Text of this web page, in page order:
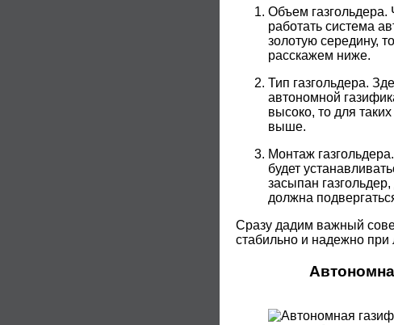
Объем газгольдера.
работать система
золотую середину,
расскажем ниже.
Тип газгольдера.
автономной
высоко, то для
выше.
Монтаж
будет
засыпан
должна
Сразу дадим важный
стабильно и надежно при